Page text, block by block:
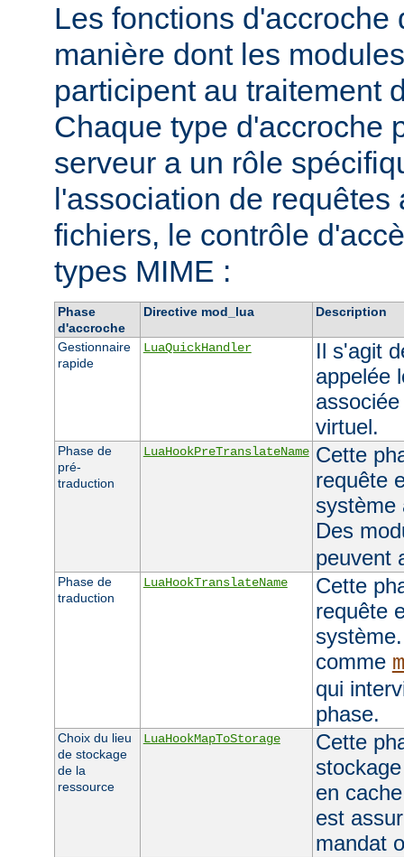
Les fonctions d'accroche
manière dont les
participent au traitement
Chaque type d'accroche
serveur a un rôle
l'association de requêtes
fichiers, le contrôle
types MIME :
Phase
d'accroche
Directive mod_lua Description
Gestionnaire
rapide
LuaQuickHandler
Il s'agit
appelée
virtuel.
Phase de
pré-
traduction
LuaHookPreTranslateName Cette
requête
système
Des
peuvent
Phase de
traduction
LuaHookTranslateName
Cette
requête
comme
qui
phase.
Choix du lieu
de stockage
de la
ressource
LuaHookMapToStorage
Cette
en
est
mandat